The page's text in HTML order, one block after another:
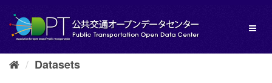
content
Datasets